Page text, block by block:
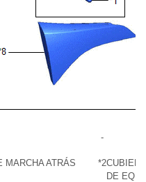
-
MARCHA ATRÁS *2
DE